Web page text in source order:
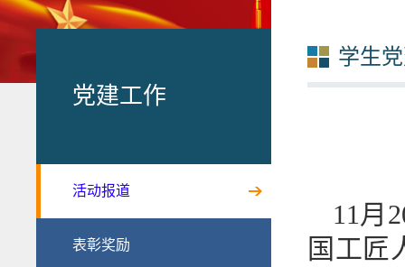
党建工作
活动报道
表彰奖励
学生
11月
国工匠